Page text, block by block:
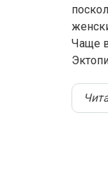
Чаще